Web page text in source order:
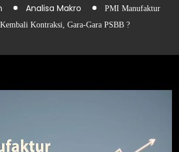
Analisa Makro
PMI Manufaktur
Kontraksi, Gara-Gara PSBB ?